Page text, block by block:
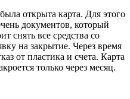
открыта карта. Для этого
документов, который
снять все средства со
на закрытие. Через время
от пластика и счета. Карта
только через месяц.